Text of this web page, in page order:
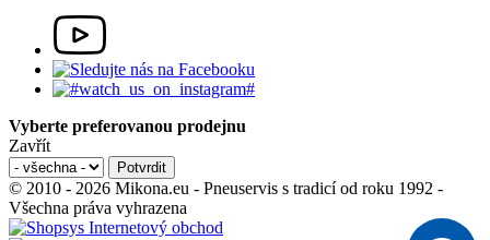
Vyberte preferovanou prodejnu
Zavřít
© 2010 - 2026 Mikona.eu - Pneuservis s tradicí od roku 1992 -
Všechna práva vyhrazena